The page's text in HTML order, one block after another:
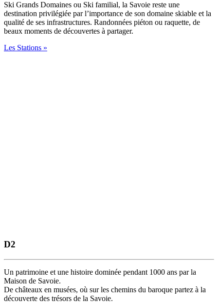
Ski Grands Domaines ou Ski familial, la Savoie reste une
destination privilégiée par l’importance de son domaine skiable et la
qualité de ses infrastructures. Randonnées piéton ou raquette, de
beaux moments de découvertes à partager.
Les Stations »
D2
Un patrimoine et une histoire dominée pendant 1000 ans par la
Maison de Savoie.
De châteaux en musées, où sur les chemins du baroque partez à la
découverte des trésors de la Savoie.